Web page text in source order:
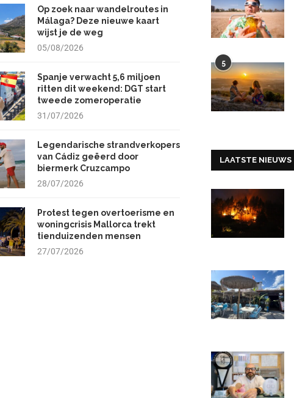
Op zoek naar wandelroutes in
Málaga? Deze nieuwe kaart
wijst je de weg
05/08/2026
Spanje verwacht 5,6 miljoen
ritten dit weekend: DGT start
tweede zomeroperatie
31/07/2026
Legendarische strandverkopers
van Cádiz geëerd door
biermerk Cruzcampo
28/07/2026
Protest tegen overtoerisme en
woningcrisis Mallorca trekt
tienduizenden mensen
27/07/2026
5
LAATSTE NIEUWS